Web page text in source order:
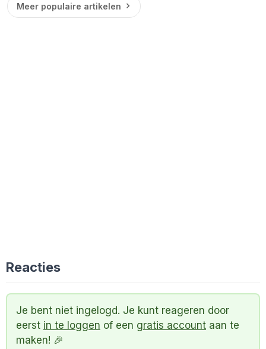
Meer populaire artikelen
Reacties
Je bent niet ingelogd. Je kunt reageren door
eerst in te loggen of een gratis account aan te
maken! 🎉